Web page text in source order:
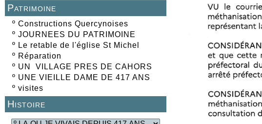
Patrimoine
º Constructions Quercynoises
º JOURNEES DU PATRIMOINE
º Le retable de l'église St Michel
º Réparation
º UN VILLAGE PRES DE CAHORS
º UNE VIEILLE DAME DE 417 ANS
º visites
Histoire